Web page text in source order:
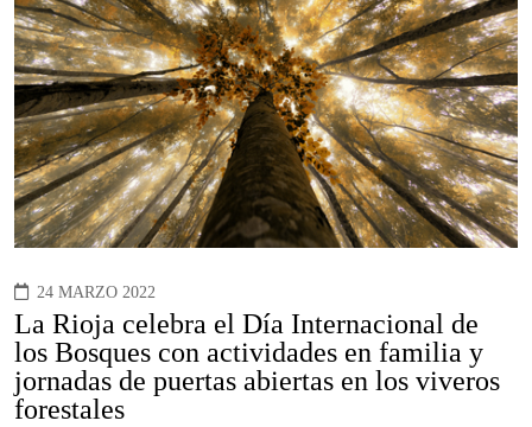
24 MARZO 2022
La Rioja celebra el Día Internacional de
los Bosques con actividades en familia y
jornadas de puertas abiertas en los viveros
forestales